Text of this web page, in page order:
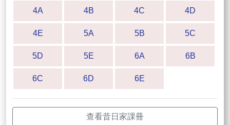
4A 4B 4C 4D
4E 5A 5B 5C
5D 5E 6A 6B
6C 6D 6E
查看昔日家課冊